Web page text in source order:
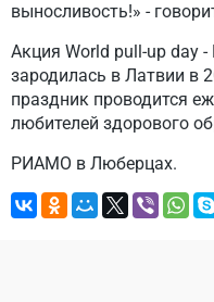
выносливость!» -
Акция World pull-up day
зародилась в Латвии в
праздник проводится
любителей здорового
РИАМО в Люберцах.